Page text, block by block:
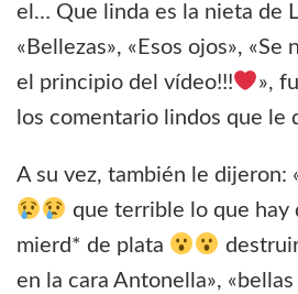
el… Que linda es la nieta de
«Bellezas», «Esos ojos», «Se
el principio del vídeo!!!
»,
los comentario lindos que le
A su vez, también le dijeron:
que terrible lo que hay
mierd* de plata
en la cara Antonella»,